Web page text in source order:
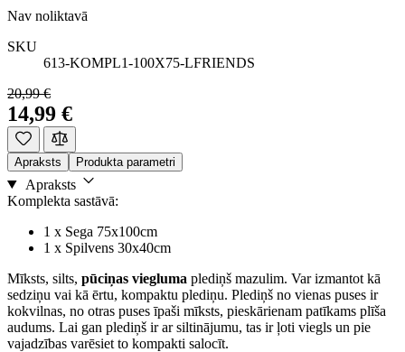
Nav noliktavā
SKU
613-KOMPL1-100X75-LFRIENDS
20,99 €
14,99 €
Apraksts Produkta parametri
Apraksts
Komplekta sastāvā:
1 x Sega 75x100cm
1 x Spilvens 30x40cm
Mīksts, silts, pūciņas viegluma plediņš mazulim. Var izmantot kā
sedziņu vai kā ērtu, kompaktu plediņu. Plediņš no vienas puses ir
kokvilnas, no otras puses īpaši mīksts, pieskārienam patīkams plīša
audums. Lai gan plediņš ir ar siltinājumu, tas ir ļoti viegls un pie
vajadzības varēsiet to kompakti salocīt.